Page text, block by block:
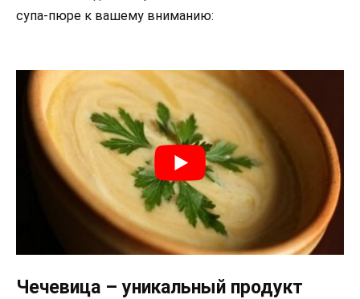
супа-пюре к вашему вниманию:
Чечевица – уникальный продукт